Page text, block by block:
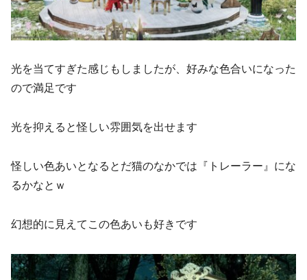
光を当てすぎた感じもしましたが、好みな色合いになった
ので満足です
光を抑えると怪しい雰囲気を出せます
怪しい色あいとなるとだ猫のなかでは『トレーラー』にな
るかなとｗ
幻想的に見えてこの色あいも好きです